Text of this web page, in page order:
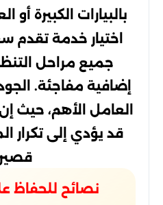
بالبيارات الكبيرة
اختيار خدمة تقدم
جميع مراحل
إضافية مفاجئة.
العامل الأهم، حيث
قد يؤدي إلى تكرار
نصائح للحفاظ